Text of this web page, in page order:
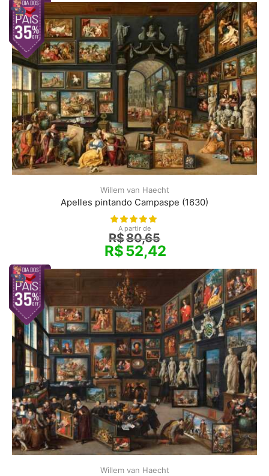
Willem van Haecht
Apelles pintando Campaspe (1630)
A partir de
R$80,65
R$52,42
Willem van Haecht